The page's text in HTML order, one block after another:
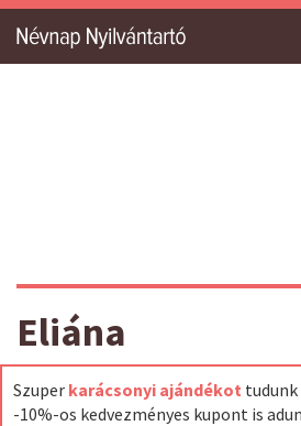
Eliána
Szuper karácsonyi ajándékot tudunk
-10%-os kedvezményes kupont is